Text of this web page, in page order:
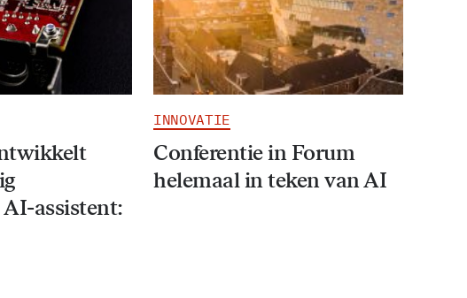
AI-assistent:
INNOVATIE
Conferentie in Forum
helemaal in teken van AI